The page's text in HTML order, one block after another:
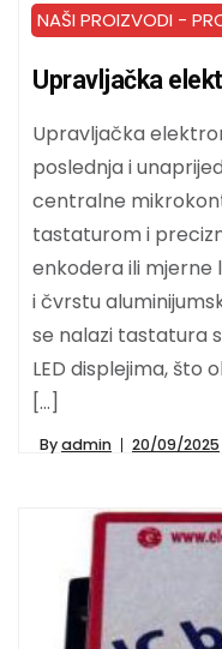
NAŠI PROIZVODI -
Upravljačka
Upravljačka
poslednja i
centralne
tastaturom i
enkodera ili mjerne
i čvrstu
se nalazi tastatura
LED displejima, što
[…]
Byadmin 20/09/2025